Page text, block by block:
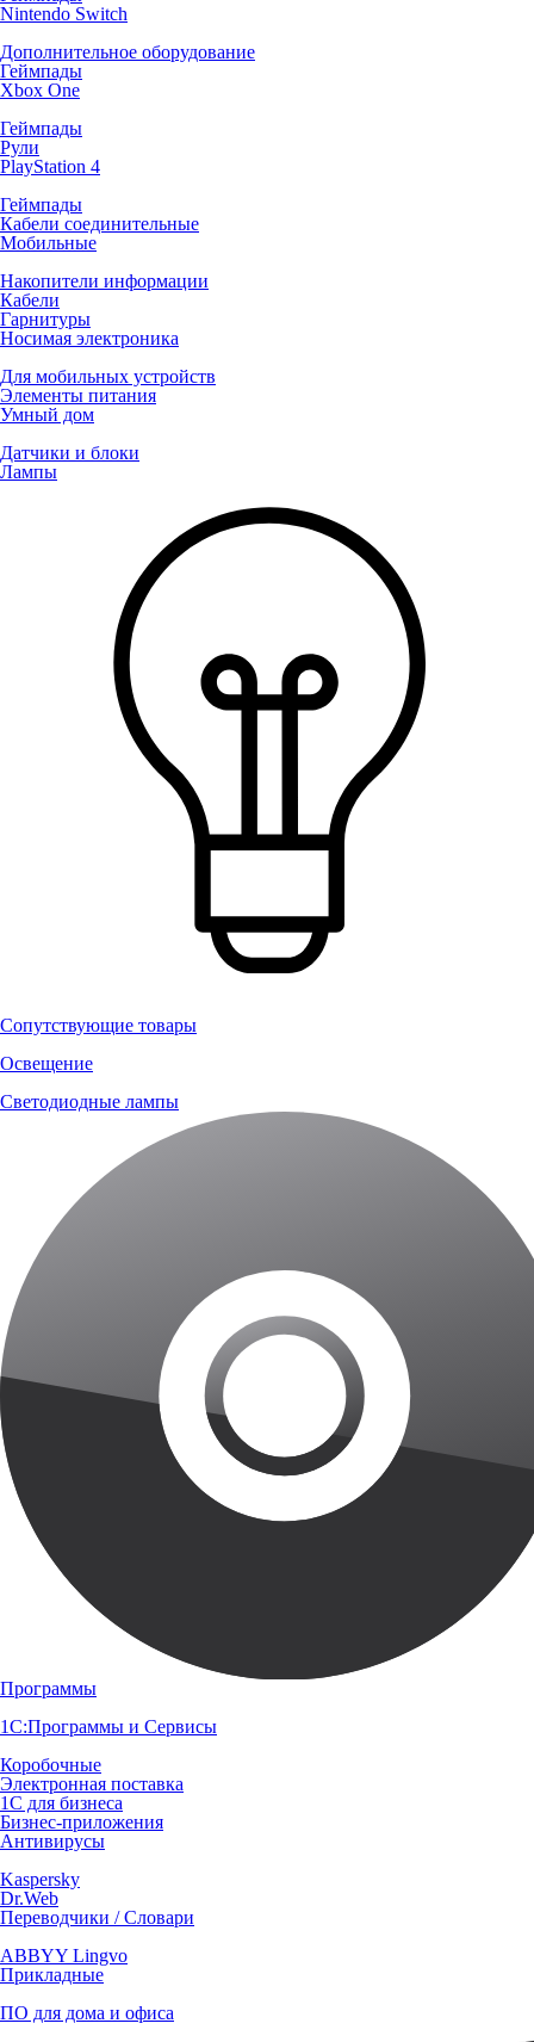
Nintendo Switch
Дополнительное оборудование
Геймпады
Xbox One
Геймпады
Рули
PlayStation 4
Геймпады
Кабели соединительные
Мобильные
Накопители информации
Кабели
Гарнитуры
Носимая электроника
Для мобильных устройств
Элементы питания
Умный дом
Датчики и блоки
Лампы
Сопутствующие товары
Освещение
Светодиодные лампы
Программы
1С:Программы и Сервисы
Коробочные
Электронная поставка
1С для бизнеса
Бизнес-приложения
Антивирусы
Kaspersky
Dr.Web
Переводчики / Словари
ABBYY Lingvo
Прикладные
ПО для дома и офиса